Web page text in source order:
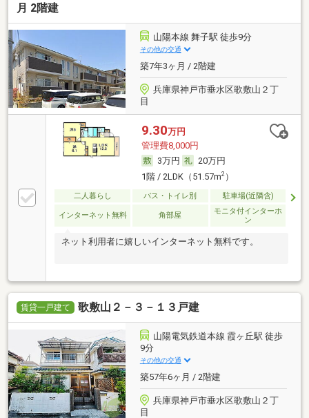
月 2階建
山陽本線 舞子駅 徒歩9分
その他の交通
築7年3ヶ月 / 2階建
兵庫県神戸市垂水区歌敷山２丁
目
9.30万円
管理費8,000円
3万円
20万円
1階 / 2LDK（51.57m2）
二人暮らし バス・トイレ別 駐車場(近隣含)
インターネット無料 角部屋
モニタ付インターホ
ン
ネット利用者に嬉しいインターネット無料です。
賃貸一戸建て 歌敷山２－３－１３戸建
山陽電気鉄道本線 霞ヶ丘駅 徒歩
9分
その他の交通
築57年6ヶ月 / 2階建
兵庫県神戸市垂水区歌敷山２丁
目